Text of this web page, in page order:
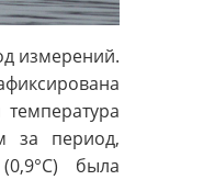
измерений.
за период,
была